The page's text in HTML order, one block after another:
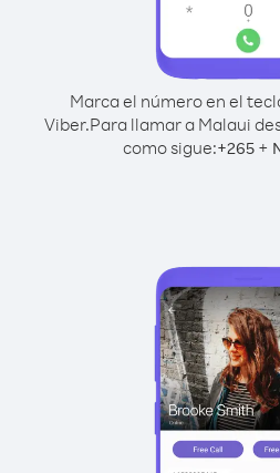
Marca el número en el
Viber.Para llamar a Malaui
como sigue:+265+